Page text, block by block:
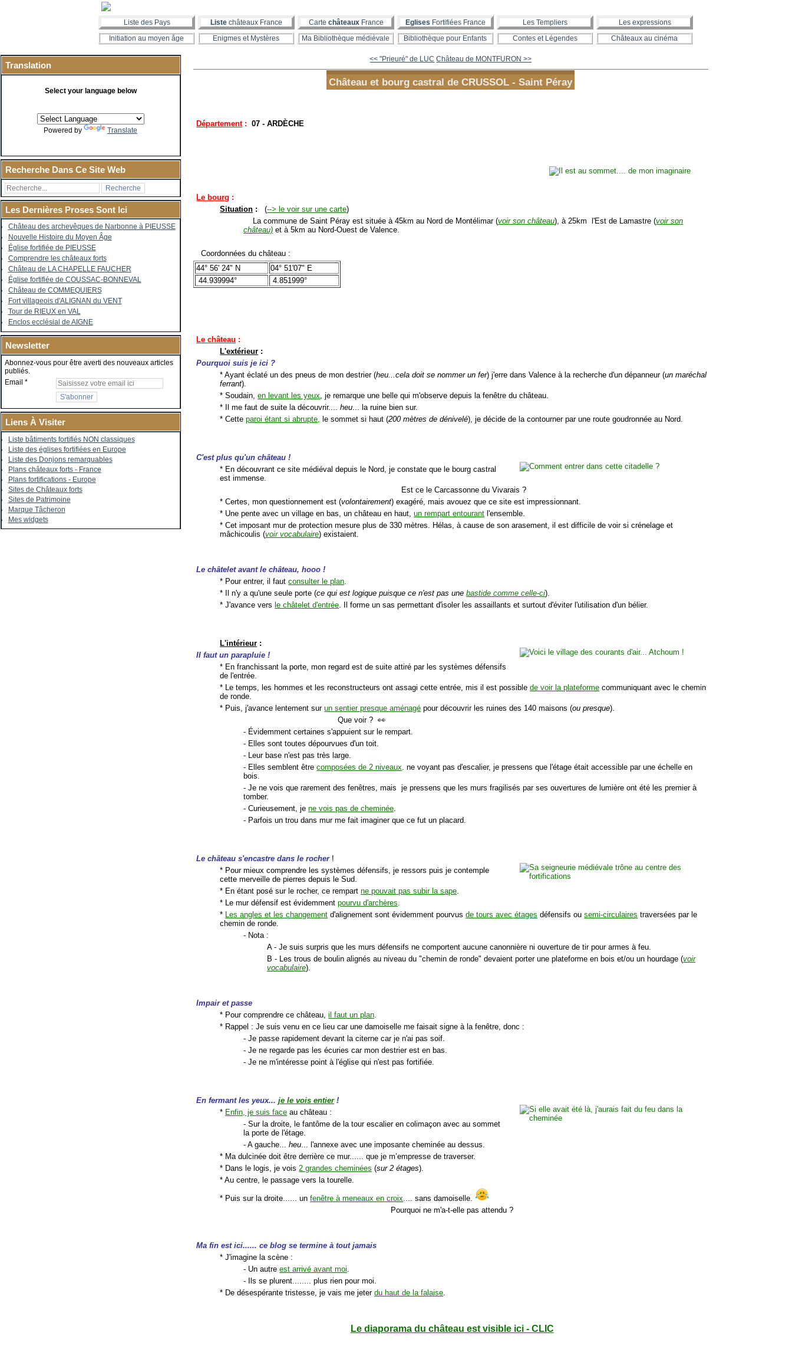
Liste des Pays Liste châteaux France Carte châteauxFrance Eglises Fortifiées France Les Templiers
Les expressions
Initiation au moyen âge
Enigmes et Mystères Ma Bibliothèque médiévale Bibliothèque pour Enfants Contes et Légendes Châteaux au cinéma
Translation
Select your language below
Powered by Translate
Recherche Dans Ce Site Web
Les Dernières Proses Sont Ici
Château des archevêques de Narbonne à PIEUSSE
Nouvelle Histoire du Moyen Âge
Église fortifiée de PIEUSSE
Comprendre les châteaux forts
Château de LA CHAPELLE FAUCHER
Église fortifiée de COUSSAC-BONNEVAL
Château de COMMEQUIERS
Fort villageois d'ALIGNAN du VENT
Tour de RIEUX en VAL
Enclos ecclésial de AIGNE
Newsletter
Abonnez-vous pour être averti des nouveaux articles
publiés.
Email
Liens À Visiter
Liste bâtiments fortifiés NON classiques
Liste des églises fortifiées en Europe
Liste des Donjons remarquables
Plans châteaux forts - France
Plans fortifications - Europe
Sites de Châteaux forts
Sites de Patrimoine
Marque Tâcheron
Mes widgets
<< "Prieuré" de LUC Château de MONTFURON >>
Château et bourg castral de CRUSSOL - Saint Péray
Département: 07 - ARDÈCHE
Le bourg :
Situation : (--> le voir sur une carte)
La commune de Saint Péray est située à 45km au Nord de Montélimar (voir son château), à 25km l'Est de Lamastre (voir son
château) et à 5km au Nord-Ouest de Valence.
Coordonnées du château :
44° 56' 24" N
04° 51'07" E
44.939994°
4.851999°
Le château :
L'extérieur :
Pourquoi suis je ici ?
* Ayant éclaté un des pneus de mon destrier (heu...cela doit se nommer un fer) j'erre dans Valence à la recherche d'un dépanneur (un maréchal
ferrant).
* Soudain,en levant les yeux , je remarque une belle qui m'observe depuis la fenêtre du château.
* Il me faut de suite la découvrir....heu ... la ruine bien sur.
* Cetteparoi étant si abrupte, le sommet si haut (200 mètres de dénivelé), je décide de la contourner par une route goudronnée au Nord.
C'est plus qu'un château !
* En découvrant ce site médiéval depuis le Nord, je constate que le bourg castral
est immense.
Est ce le Carcassonne du Vivarais ?
* Certes, mon questionnement est (volontairement) exagéré, mais avouez que ce site est impressionnant.
* Une pente avec un village en bas, un château en haut,un rempart entourant l'ensemble.
* Cet imposant mur de protection mesure plus de 330 mètres. Hélas, à cause de son arasement, il est difficile de voir si crénelage et
mâchicoulis (voir vocabulaire) existaient.
Le châtelet avant le château, hooo !
* Pour entrer, il fautconsulter le plan
* Il n'y a qu'une seule porte (ce qui est logique puisque ce n'est pas unebastide comme celle-ci).
* J'avance vers le châtelet d'entrée . Il forme un sas permettant d'isoler les assaillants et surtout d'éviter l'utilisation d'un bélier.
L'intérieur :
Il faut un parapluie !
* En franchissant la porte, mon regard est de suite attiré par les systèmes défensifs
de l'entrée.
* Le temps, les hommes et les reconstructeurs ont assagi cette entrée, mis il est possiblede voir la plateforme communiquant avec le chemin
de ronde.
* Puis, j'avance lentement surun sentier presque aménagé pour découvrir les ruines des 140 maisons (ou presque).
Que voir ? 👀
- Évidemment certaines s'appuient sur le rempart.
- Elles sont toutes dépourvues d'un toit.
- Leur base n'est pas très large.
- Elles semblent êtrecomposées de 2 niveaux . ne voyant pas d'escalier, je pressens que l'étage était accessible par une échelle en
bois.
- Je ne vois que rarement des fenêtres, mais je pressens que les murs fragilisés par ses ouvertures de lumière ont été les premier à
tomber.
- Curieusement, jene vois pas de cheminée
- Parfois un trou dans mur me fait imaginer que ce fut un placard.
Le château s'encastre dans le rocher!
* Pour mieux comprendre les systèmes défensifs, je ressors puis je contemple
cette merveille de pierres depuis le Sud.
* En étant posé sur le rocher, ce rempartne pouvait pas subir la sape
* Le mur défensif est évidemmentpourvu d'archères
*
Les angles et les changement d'alignement sont évidemment pourvusde tours avec étages défensifs ousemi-circulaires traversées par le
chemin de ronde.
- Nota :
A - Je suis surpris que les murs défensifs ne comportent aucune canonnière ni ouverture de tir pour armes à feu.
B - Les trous de boulin alignés au niveau du "chemin de ronde" devaient porter une plateforme en bois et/ou un hourdage (voir
vocabulaire).
Impair et passe
* Pour comprendre ce château,il faut un plan
* Rappel : Je suis venu en ce lieu car une damoiselle me faisait signe à la fenêtre, donc :
- Je passe rapidement devant la citerne car je n'ai pas soif.
- Je ne regarde pas les écuries car mon destrier est en bas.
- Je ne m'intéresse point à l'église qui n'est pas fortifiée.
En fermant les yeux...je le vois entier!
* Enfin, je suis face au château :
- Sur la droite, le fantôme de la tour escalier en colimaçon avec au sommet
la porte de l'étage.
- A gauche...heu ... l'annexe avec une imposante cheminée au dessus.
* Ma dulcinée doit être derrière ce mur...... que je m’empresse de traverser.
* Dans le logis, je vois 2 grandes cheminées (sur 2 étages).
* Au centre, le passage vers la tourelle.
* Puis sur la droite...... unfenêtre à meneaux en croix .... sans damoiselle.
Pourquoi ne m'a-t-elle pas attendu ?
Ma fin est ici...... ce blog se termine à tout jamais
* J'imagine la scène :
- Un autreest arrivé avant moi
- Ils se plurent........ plus rien pour moi.
* De désespérante tristesse, je vais me jeterdu haut de la falaise
Le diaporama du château est visible ici - CLIC